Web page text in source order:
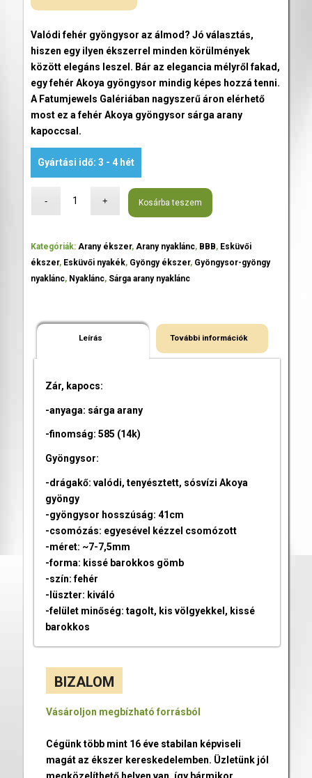
Valódi fehér gyöngysor az álmod? Jó választás,
hiszen egy ilyen ékszerrel minden körülmények
között elegáns leszel. Bár az elegancia mélyről fakad,
egy fehér Akoya gyöngysor mindig képes hozzá tenni.
A Fatumjewels Galériában nagyszerű áron elérhető
most ez a fehér Akoya gyöngysor sárga arany
kapoccsal.
Gyártási idő: 3 - 4 hét
Kosárba teszem
Kategóriák: Arany ékszer, Arany nyaklánc, BBB, Esküvői
ékszer, Esküvői nyakék, Gyöngy ékszer, Gyöngysor-gyöngy
nyaklánc, Nyaklánc, Sárga arany nyaklánc
Leírás További információk
Zár, kapocs:
-anyaga: sárga arany
-finomság: 585 (14k)
Gyöngysor:
-drágakő: valódi, tenyésztett, sósvízi Akoya
gyöngy
-gyöngysor hosszúság: 41cm
-csomózás: egyesével kézzel csomózott
-méret: ~7-7,5mm
-forma: kissé barokkos gömb
-szín: fehér
-lüszter: kiváló
-felület minőség: tagolt, kis völgyekkel, kissé
barokkos
BIZALOM
Vásároljon megbízható forrásból
Cégünk több mint 16 éve stabilan képviseli
magát az ékszer kereskedelemben. Üzletünk jól